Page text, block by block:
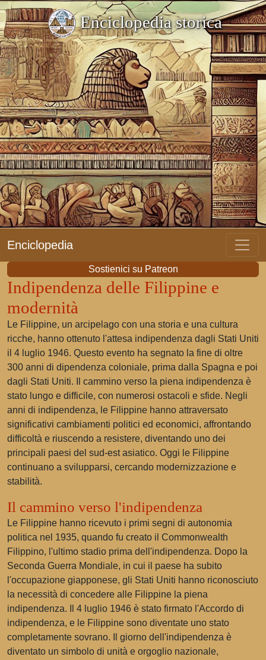
Enciclopedia storica
Enciclopedia
Sostienici su Patreon
Indipendenza delle Filippine e
modernità
Le Filippine, un arcipelago con una storia e una cultura
ricche, hanno ottenuto l'attesa indipendenza dagli Stati Uniti
il 4 luglio 1946. Questo evento ha segnato la fine di oltre
300 anni di dipendenza coloniale, prima dalla Spagna e poi
dagli Stati Uniti. Il cammino verso la piena indipendenza è
stato lungo e difficile, con numerosi ostacoli e sfide. Negli
anni di indipendenza, le Filippine hanno attraversato
significativi cambiamenti politici ed economici, affrontando
difficoltà e riuscendo a resistere, diventando uno dei
principali paesi del sud-est asiatico. Oggi le Filippine
continuano a svilupparsi, cercando modernizzazione e
stabilità.
Il cammino verso l'indipendenza
Le Filippine hanno ricevuto i primi segni di autonomia
politica nel 1935, quando fu creato il Commonwealth
Filippino, l'ultimo stadio prima dell'indipendenza. Dopo la
Seconda Guerra Mondiale, in cui il paese ha subito
l'occupazione giapponese, gli Stati Uniti hanno riconosciuto
la necessità di concedere alle Filippine la piena
indipendenza. Il 4 luglio 1946 è stato firmato l'Accordo di
indipendenza, e le Filippine sono diventate uno stato
completamente sovrano. Il giorno dell'indipendenza è
diventato un simbolo di unità e orgoglio nazionale,